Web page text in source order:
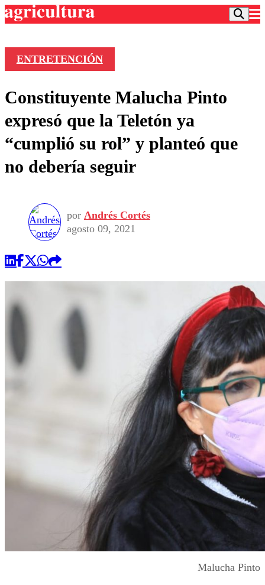
Frecuencias
Agricultura TV
Deportes
Colo Colo
Motor
Torneo Internacional
Torneo Nacional
Entretención
Noticias
Internacional
Nacional
Vida Social
Programas
Comercial
ENTRETENCIÓN
Constituyente Malucha Pinto
expresó que la Teletón ya
“cumplió su rol” y planteó que
no debería seguir
por Andrés Cortés
agosto 09, 2021
Malucha Pinto